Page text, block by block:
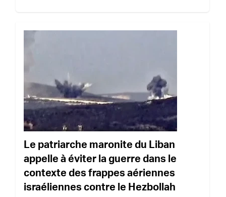
Le patriarche maronite du Liban
appelle à éviter la guerre dans le
contexte des frappes aériennes
israéliennes contre le Hezbollah